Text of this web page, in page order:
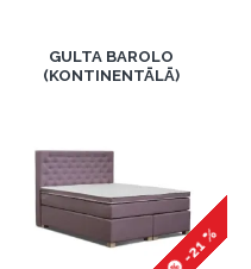
GULTA BAROLO
(KONTINENTĀLĀ)
-21 %